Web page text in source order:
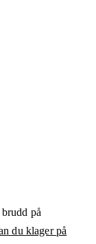
på
du klager på